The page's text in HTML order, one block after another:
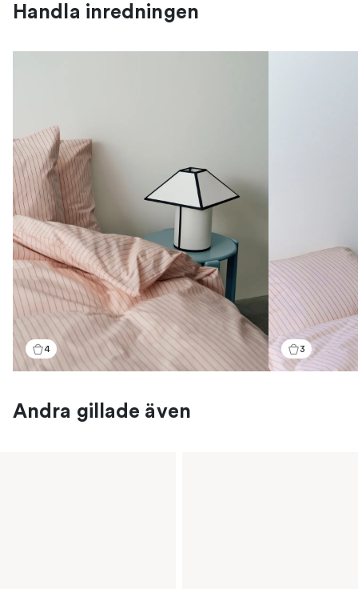
Handla inredningen
4 3
Andra gillade även